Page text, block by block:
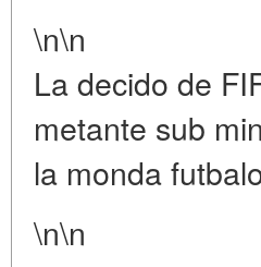
\n\n
La decido de
metante sub
la monda
\n\n